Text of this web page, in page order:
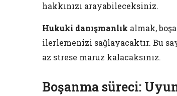
hakkınızı arayabileceksiniz.
Hukuki danışmanlık almak,
ilerlemenizi sağlayacaktır. Bu
az strese maruz kalacaksınız.
Boşanma süreci: